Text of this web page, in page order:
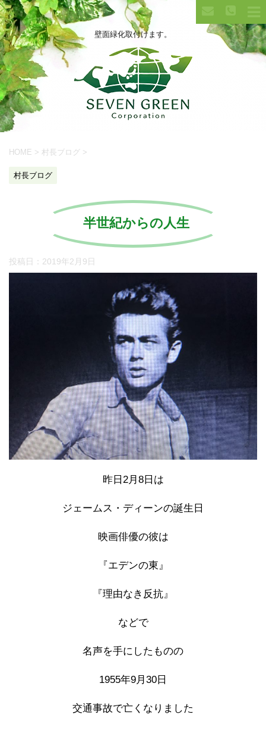
壁面緑化取付けます。
HOME > 村長ブログ >
村長ブログ
半世紀からの人生
投稿日： 2019年2月9日
昨日2月8日は
ジェームス・ディーンの誕生日
映画俳優の彼は
『エデンの東』
『理由なき反抗』
などで
名声を手にしたものの
1955年9月30日
交通事故で亡くなりました